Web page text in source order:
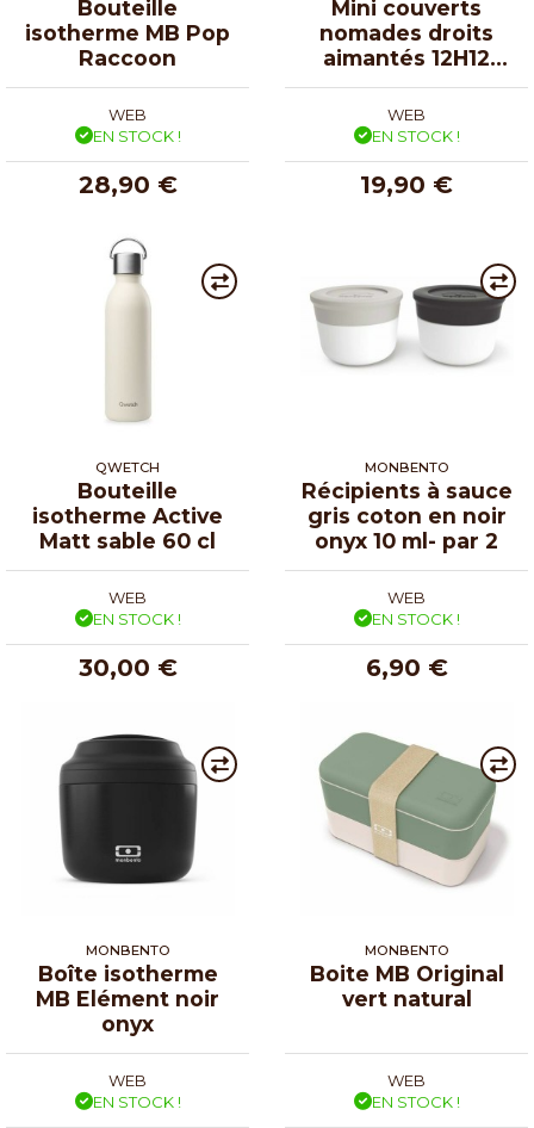
Bouteille
isotherme MB Pop
Raccoon
WEB
EN STOCK !
28,90 €
Mini couverts
nomades droits
aimantés 12H12
chats
WEB
EN STOCK !
19,90 €
QWETCH
Bouteille
isotherme Active
Matt sable 60 cl
WEB
EN STOCK !
30,00 €
MONBENTO
Récipients à sauce
gris coton en noir
onyx 10 ml- par 2
WEB
EN STOCK !
6,90 €
MONBENTO
Boîte isotherme
MB Elément noir
onyx
WEB
EN STOCK !
MONBENTO
Boite MB Original
vert natural
WEB
EN STOCK !